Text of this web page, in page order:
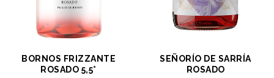
BORNOS FRIZZANTE
ROSADO 5,5°
SEÑORÍO DE SARRÍA
ROSADO